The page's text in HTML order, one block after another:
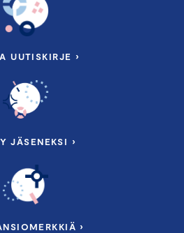
UUTISKIRJE ›
JÄSENEKSI ›
›